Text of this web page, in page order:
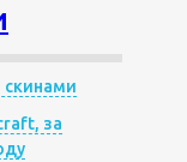
скинами
за